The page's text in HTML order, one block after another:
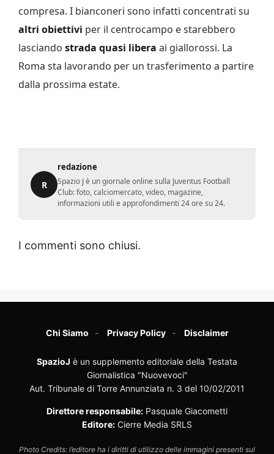
compresa. I bianconeri sono infatti concentrati su
altri obiettivi per il centrocampo e starebbero
lasciando strada quasi libera ai giallorossi. La
Roma sta lavorando per un trasferimento a partire
dalla prossima estate.
R
redazione
Spazio J è un giornale online sulla Juventus Football
Club: foto, calciomercato, video, magazine,
informazioni utili e approfondimenti 24 ore su 24.
I commenti sono chiusi.
Chi Siamo Privacy Policy Disclaimer
SpazioJ è un supplemento editoriale della Testata
Giornalistica "Nuovevoci"
Aut. Tribunale di Torre Annunziata n. 3 del 10/02/2011
Direttore responsabile: Pasquale Giacometti
Editore: Cierre Media SRLS
Photo Credits: l’editore ha i diritti di utilizzo delle immagini presenti sul